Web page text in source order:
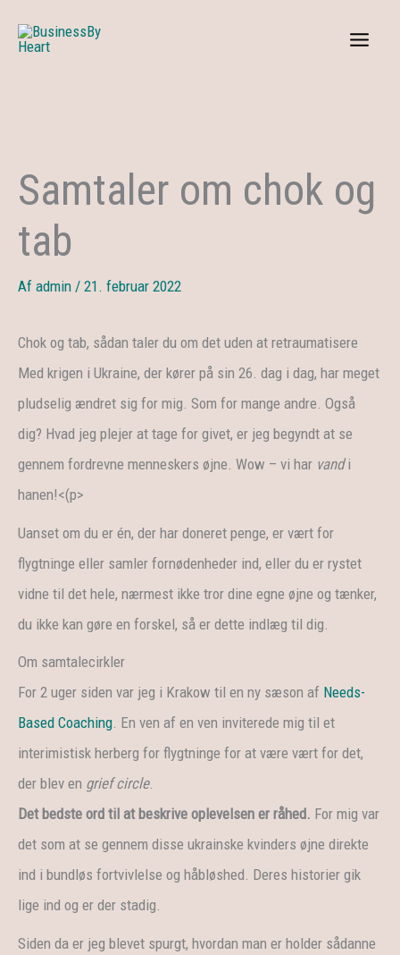
Samtaler om chok og
tab
Af admin / 21. februar 2022
Chok og tab, sådan taler du om det uden at retraumatisere
Med krigen i Ukraine, der kører på sin 26. dag i dag, har meget
pludselig ændret sig for mig. Som for mange andre. Også
dig? Hvad jeg plejer at tage for givet, er jeg begyndt at se
gennem fordrevne menneskers øjne. Wow – vi har vandi
hanen!<(p>
Uanset om du er én, der har doneret penge, er vært for
flygtninge eller samler fornødenheder ind, eller du er rystet
vidne til det hele, nærmest ikke tror dine egne øjne og tænker,
du ikke kan gøre en forskel, så er dette indlæg til dig.
Om samtalecirkler
For 2 uger siden var jeg i Krakow til en ny sæson af Needs-
Based Coaching. En ven af ​​en ven inviterede mig til et
interimistisk herberg for flygtninge for at være vært for det,
der blev en grief circle.
Det bedste ord til at beskrive oplevelsen er råhed. For mig var
det som at se gennem disse ukrainske kvinders øjne direkte
ind i bundløs fortvivlelse og håbløshed. Deres historier gik
lige ind og er der stadig.
Siden da er jeg blevet spurgt, hvordan man er holder sådanne